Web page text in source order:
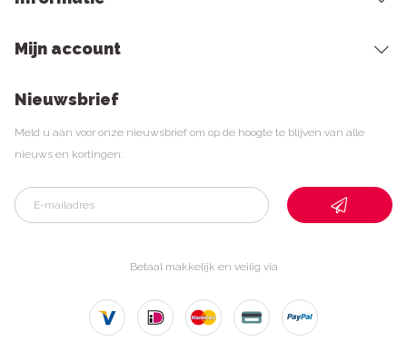
Mijn account
Nieuwsbrief
Meld u aan voor onze nieuwsbrief om op de hoogte te blijven van alle
nieuws en kortingen.
Betaal makkelijk en veilig via